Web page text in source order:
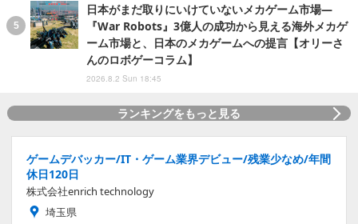
日本がまだ取りにいけていないメカゲーム市場―
『War Robots』3億人の成功から見える海外メカゲ
ーム市場と、日本のメカゲームへの提言【オリーさ
んのロボゲーコラム】
2026.8.2 Sun 18:45
ランキングをもっと見る
ゲームデバッカー/IT・ゲーム業界デビュー/残業少なめ/年間
休日120日
株式会社enrich technology
埼玉県